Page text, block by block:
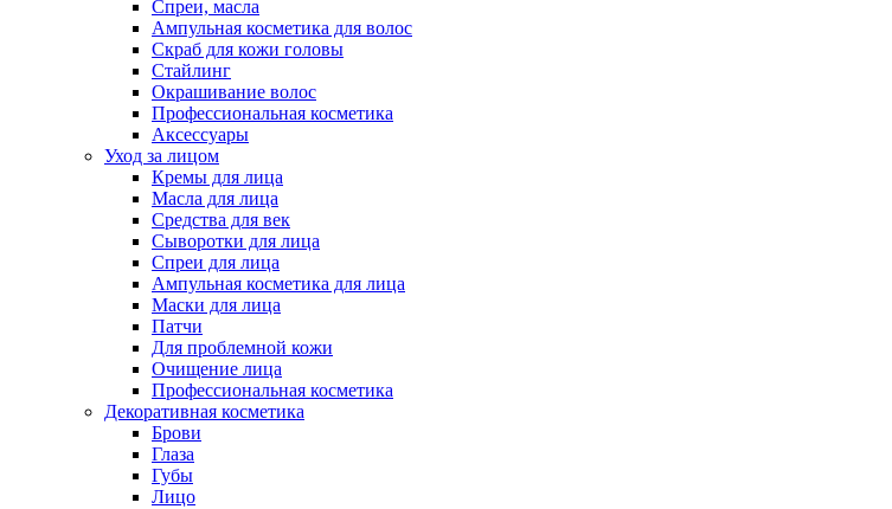
Спреи, масла
Ампульная косметика для волос
Скраб для кожи головы
Стайлинг
Окрашивание волос
Профессиональная косметика
Аксессуары
Уход за лицом
Кремы для лица
Масла для лица
Средства для век
Сыворотки для лица
Спреи для лица
Ампульная косметика для лица
Маски для лица
Патчи
Для проблемной кожи
Очищение лица
Профессиональная косметика
Декоративная косметика
Брови
Глаза
Губы
Лицо